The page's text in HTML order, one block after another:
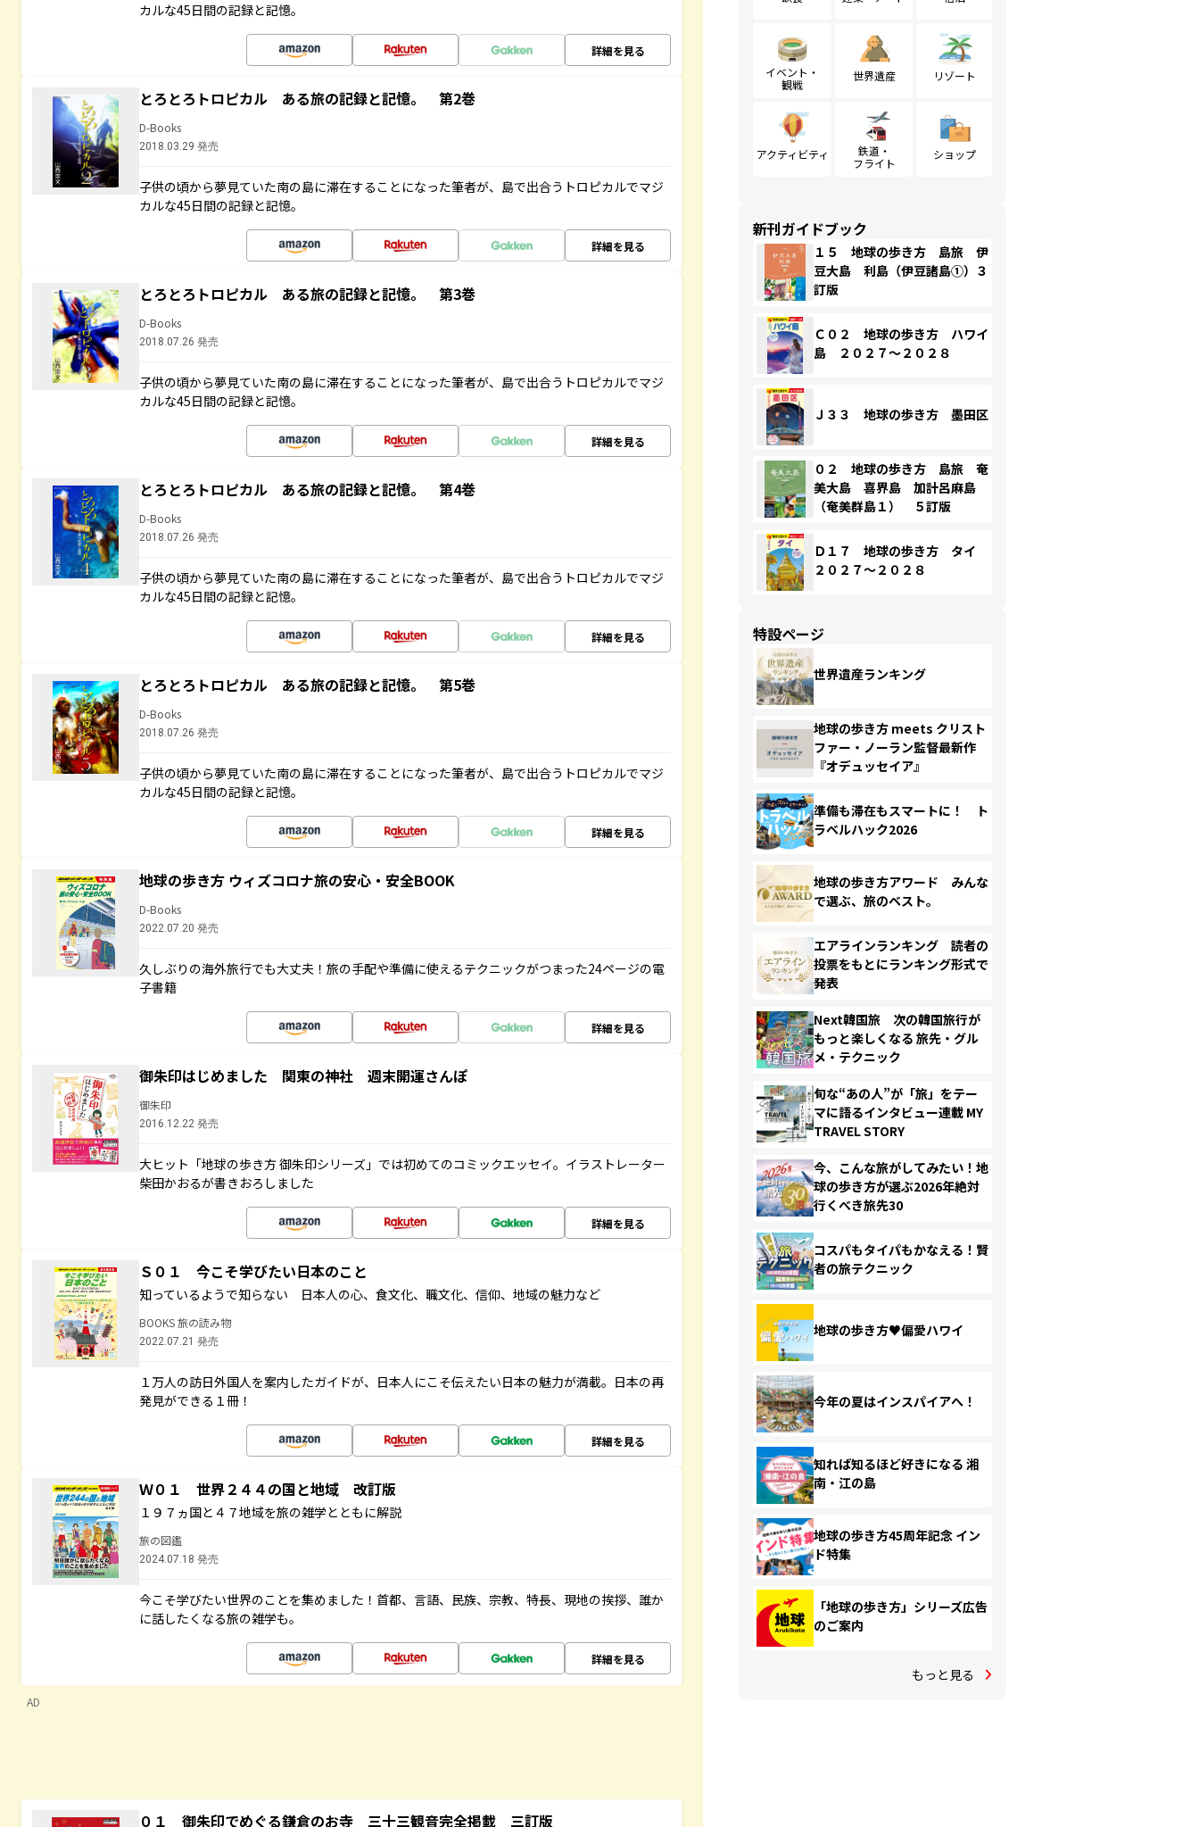
カルな45日間の記録と記憶。
詳細を見る
とろとろトロピカル ある旅の記録と記憶。 第2巻
D-Books
2018.03.29 発売
子供の頃から夢見ていた南の島に滞在することになった筆者が、島で出合うトロピカルでマジ
カルな45日間の記録と記憶。
詳細を見る
とろとろトロピカル ある旅の記録と記憶。 第3巻
D-Books
2018.07.26 発売
子供の頃から夢見ていた南の島に滞在することになった筆者が、島で出合うトロピカルでマジ
カルな45日間の記録と記憶。
詳細を見る
とろとろトロピカル ある旅の記録と記憶。 第4巻
D-Books
2018.07.26 発売
子供の頃から夢見ていた南の島に滞在することになった筆者が、島で出合うトロピカルでマジ
カルな45日間の記録と記憶。
詳細を見る
とろとろトロピカル ある旅の記録と記憶。 第5巻
D-Books
2018.07.26 発売
子供の頃から夢見ていた南の島に滞在することになった筆者が、島で出合うトロピカルでマジ
カルな45日間の記録と記憶。
詳細を見る
地球の歩き方 ウィズコロナ旅の安心・安全BOOK
D-Books
2022.07.20 発売
久しぶりの海外旅行でも大丈夫！旅の手配や準備に使えるテクニックがつまった24ページの電
子書籍
詳細を見る
御朱印はじめました 関東の神社 週末開運さんぽ
御朱印
2016.12.22 発売
大ヒット「地球の歩き方 御朱印シリーズ」では初めてのコミックエッセイ。イラストレーター
柴田かおるが書きおろしました
詳細を見る
Ｓ０１ 今こそ学びたい日本のこと
知っているようで知らない 日本人の心、食文化、職文化、信仰、地域の魅力など
BOOKS 旅の読み物
2022.07.21 発売
１万人の訪日外国人を案内したガイドが、日本人にこそ伝えたい日本の魅力が満載。日本の再
発見ができる１冊！
詳細を見る
Ｗ０１ 世界２４４の国と地域 改訂版
１９７ヵ国と４７地域を旅の雑学とともに解説
旅の図鑑
2024.07.18 発売
今こそ学びたい世界のことを集めました！首都、言語、民族、宗教、特長、現地の挨拶、誰か
に話したくなる旅の雑学も。
詳細を見る
AD
０１ 御朱印でめぐる鎌倉のお寺 三十三観音完全掲載 三訂版
イベント・
観戦
世界遺産 リゾート
アクティビティ
鉄道・
フライト
ショップ
新刊ガイドブック
１５ 地球の歩き方 島旅 伊
豆大島 利島（伊豆諸島①）３
訂版
Ｃ０２ 地球の歩き方 ハワイ
島 ２０２７～２０２８
Ｊ３３ 地球の歩き方 墨田区
０２ 地球の歩き方 島旅 奄
美大島 喜界島 加計呂麻島
（奄美群島１） ５訂版
Ｄ１７ 地球の歩き方 タイ
２０２７～２０２８
特設ページ
世界遺産ランキング
地球の歩き方 meets クリスト
ファー・ノーラン監督最新作
『オデュッセイア』
準備も滞在もスマートに！ ト
ラベルハック2026
地球の歩き方アワード みんな
で選ぶ、旅のベスト。
エアラインランキング 読者の
投票をもとにランキング形式で
発表
Next韓国旅 次の韓国旅行が
もっと楽しくなる 旅先・グル
メ・テクニック
旬な“あの人”が「旅」をテー
マに語るインタビュー連載 MY
TRAVEL STORY
今、こんな旅がしてみたい！地
球の歩き方が選ぶ2026年絶対
行くべき旅先30
コスパもタイパもかなえる！賢
者の旅テクニック
地球の歩き方♥偏愛ハワイ
今年の夏はインスパイアへ！
知れば知るほど好きになる 湘
南・江の島
地球の歩き方45周年記念 イン
ド特集
「地球の歩き方」シリーズ広告
のご案内
もっと見る